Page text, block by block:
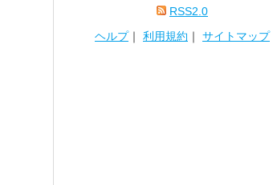
RSS2.0
ヘルプ｜ 利用規約 ｜ サイトマップ